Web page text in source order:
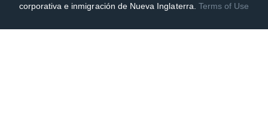
corporativa e inmigración de Nueva Inglaterra. Terms of Use